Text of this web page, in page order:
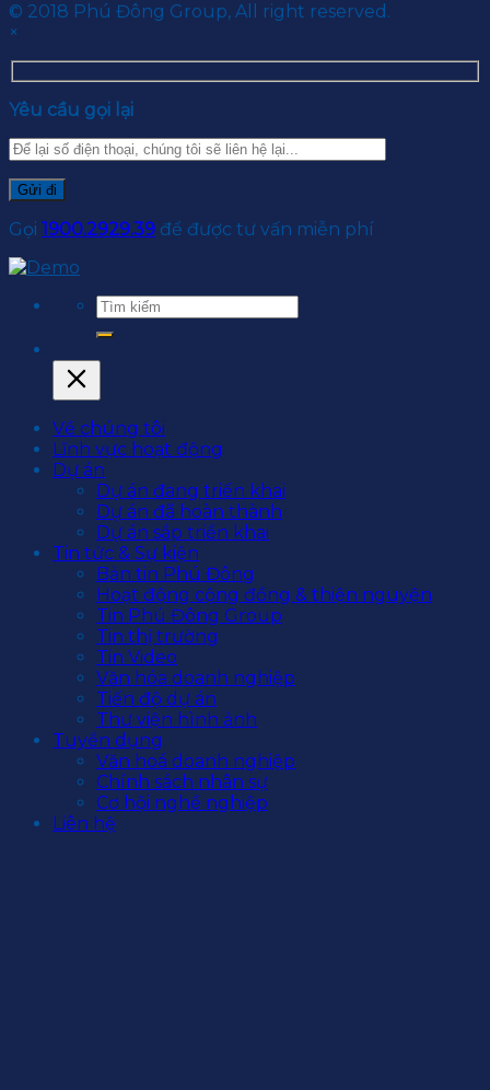
© 2018 Phú Đông Group, All right reserved.
×
Yêu cầu gọi lại
Gọi 1900.2929.39 để được tư vấn miễn phí
Về chúng tôi
Lĩnh vực hoạt động
Dự án
Dự án đang triển khai
Dự án đã hoàn thành
Dự án sắp triển khai
Tin tức & Sự kiện
Bản tin Phú Đông
Hoạt động cộng đồng & thiện nguyện
Tin Phú Đông Group
Tin thị trường
Tin Video
Văn hóa doanh nghiệp
Tiến độ dự án
Thư viện hình ảnh
Tuyển dụng
Văn hoá doanh nghiệp
Chính sách nhân sự
Cơ hội nghề nghiệp
Liên hệ